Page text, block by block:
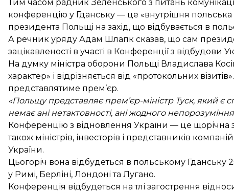
Тим часом радник Зеленського з питань
конференцію у Гданську — це «внутрішня
президента Польщі на захід, що відбувається в
А речник уряду Адам Шлапк сказав, що сам
зацікавленості в участі в Конференції з відбудови
На думку міністра оборони Польщі Владислава
характер» і відрізняється від «протокольних
представлятиме прем’єр.
«Польщу представляє прем’єр-міністр Туск, який є
немає ані нетактовності, ані жодного
Конференцію з відновлення України — це щорічна
також міністрів, інвесторів і представників
України.
Цьогоріч вона відбудеться в польському
у Римі, Берліні, Лондоні та Лугано.
Конференція відбудеться на тлі загострення